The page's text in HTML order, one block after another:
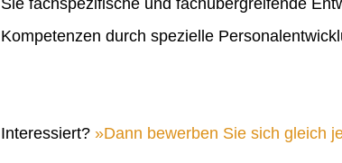
Sie fachspezifische und fachübergreifende
Kompetenzen durch spezielle
Interessiert? Dann bewerben Sie sich gleich